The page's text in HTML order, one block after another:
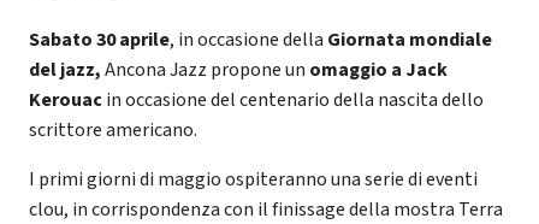
Sabato 30 aprile, in occasione della Giornata mondiale
del jazz,Ancona Jazz propone un omaggio a Jack
Kerouacin occasione del centenario della nascita dello
scrittore americano.
I primi giorni di maggio ospiteranno una serie di eventi
clou, in corrispondenza con il finissage della mostra Terra